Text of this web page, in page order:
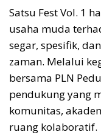
Satsu Fest Vol. 1
usaha muda
segar, spesifik,
zaman. Melalui
bersama PLN
pendukung yang
komunitas,
ruang kolaboratif.